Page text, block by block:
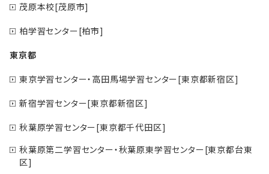
茂原本校[茂原市]
柏学習センター[柏市]
東京都
東京学習センター・高田馬場学習センター[東京都新宿区]
新宿学習センター[東京都新宿区]
秋葉原学習センター[東京都千代田区]
秋葉原第二学習センター・秋葉原東学習センター[東京都台東
区]